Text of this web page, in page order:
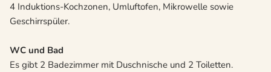
4 Induktions-Kochzonen, Umluftofen, Mikrowelle sowie
Geschirrspüler.
WC und Bad
Es gibt 2 Badezimmer mit Duschnische und 2 Toiletten.